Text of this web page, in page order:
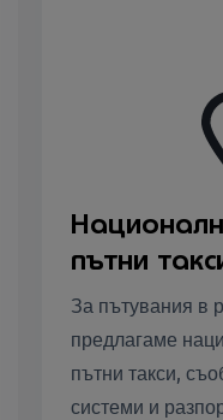
пътни
За пътувания в
предлагаме
пътни такси,
системи и